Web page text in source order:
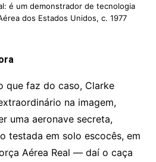
é um demonstrador de tecnologia
dos Estados Unidos, c. 1977
que faz do caso, Clarke
na imagem,
uma aeronave secreta,
testada em solo escocês, em
Aérea Real — daí o caça